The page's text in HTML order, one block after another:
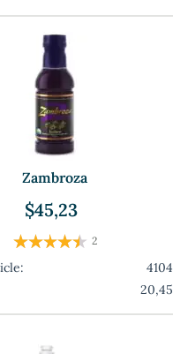
Zambroza
$45,23
2
4104
20,45